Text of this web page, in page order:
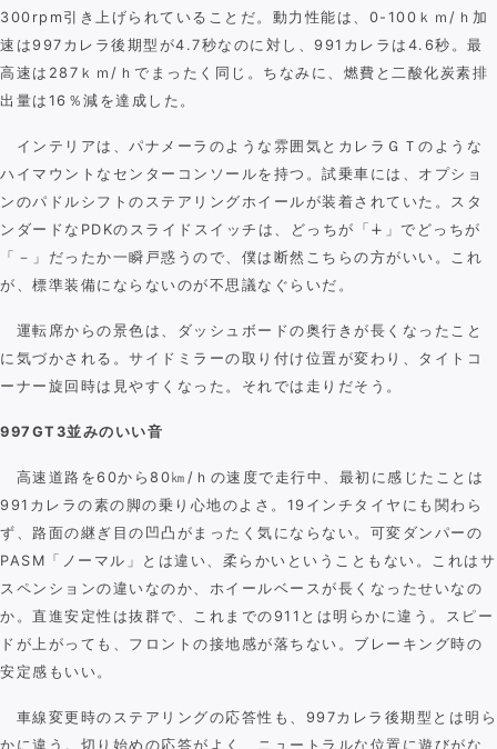
300rpm引き上げられていることだ。動力性能は、0-100ｋｍ/ｈ加
速は997カレラ後期型が4.7秒なのに対し、991カレラは4.6秒。最
高速は287ｋｍ/ｈでまったく同じ。ちなみに、燃費と二酸化炭素排
出量は16％減を達成した。
インテリアは、パナメーラのような雰囲気とカレラＧＴのような
ハイマウントなセンターコンソールを持つ。試乗車には、オプショ
ンのパドルシフトのステアリングホイールが装着されていた。スタ
ンダードなPDKのスライドスイッチは、どっちが「∔」でどっちが
「－」だったか一瞬戸惑うので、僕は断然こちらの方がいい。これ
が、標準装備にならないのが不思議なぐらいだ。
運転席からの景色は、ダッシュボードの奥行きが長くなったこと
に気づかされる。サイドミラーの取り付け位置が変わり、タイトコ
ーナー旋回時は見やすくなった。それでは走りだそう。
997GT3並みのいい音
高速道路を60から80㎞/ｈの速度で走行中、最初に感じたことは
991カレラの素の脚の乗り心地のよさ。19インチタイヤにも関わら
ず、路面の継ぎ目の凹凸がまったく気にならない。可変ダンパーの
PASM「ノーマル」とは違い、柔らかいということもない。これはサ
スペンションの違いなのか、ホイールベースが長くなったせいなの
か。直進安定性は抜群で、これまでの911とは明らかに違う。スピー
ドが上がっても、フロントの接地感が落ちない。ブレーキング時の
安定感もいい。
車線変更時のステアリングの応答性も、997カレラ後期型とは明ら
かに違う。切り始めの応答がよく、ニュートラルな位置に遊びがな